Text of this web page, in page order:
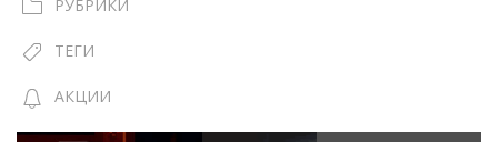
РУБРИКИ
ТЕГИ
АКЦИИ